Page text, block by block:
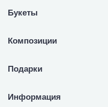
Букеты
Композиции
Подарки
Информация